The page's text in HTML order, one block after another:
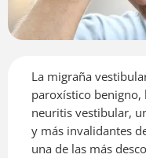
La migraña
paroxístico benigno,
neuritis vestibular,
y más invalidantes
una de las más